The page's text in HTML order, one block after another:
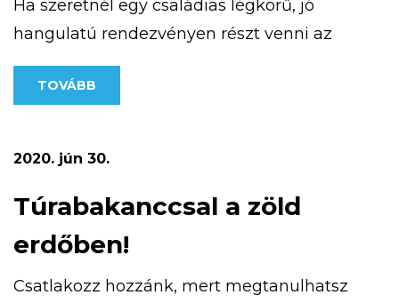
Ha szeretnél egy családias légkörű, jó
hangulatú rendezvényen részt venni az
ország csúcsán, jelentkezz! További
információt a https://kekesteto.hu/kekesteto-
Számítunk rád, mert magasan a legjobb!
TOVÁBB
2020. jún 30.
Túrabakanccsal a zöld
erdőben!
Csatlakozz hozzánk, mert megtanulhatsz